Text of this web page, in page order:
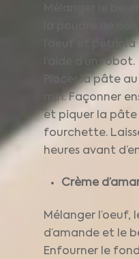
Mélanger le
la poudre de
l’oeuf et pétrir
l’aide d’un robot.
Placer la pâte
min. Façonner
et piquer la pâte
fourchette.
heures avant
Crème
Mélanger l’oeuf,
d’amande et le
Enfourner le